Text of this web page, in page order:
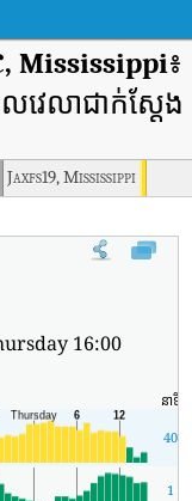
Mississippi៖
េលាជាក់ស្តែង
Jaxfs19, Mississippi
ណភាពខ្យល់តាមពេលវេលាពិតរប
16:00
នាទី
40
1